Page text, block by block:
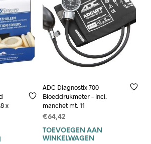
x
ADC Diagnostix 700
Bloeddrukmeter – incl.
manchet mt. 11
€64,42
TOEVOEGEN AAN
WINKELWAGEN